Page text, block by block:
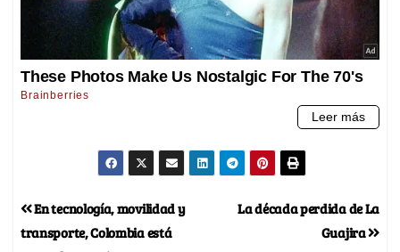
La década perdida de La
Guajira
En tecnología, movilidad y
transporte, Colombia está